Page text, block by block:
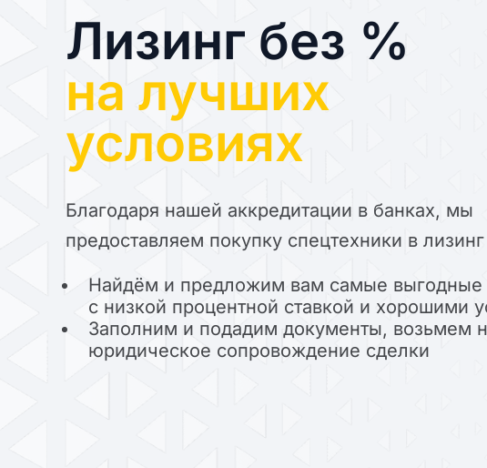
Лизинг без %
на лучших
условиях
Благодаря нашей аккредитации в банках, мы
предоставляем покупку спецтехники в лизинг
Найдём и предложим вам самые выгодные
с низкой процентной ставкой и хорошими
Заполним и подадим документы, возьмем
юридическое сопровождение сделки